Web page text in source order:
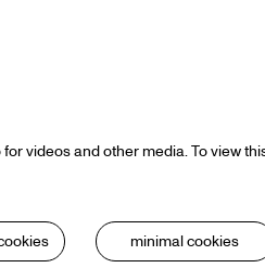
videos and other media. To view
minimal cookies